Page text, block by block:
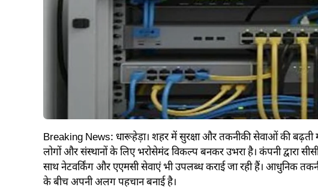
Breaking News: धारूहेड़ा। शहर में सुरक्षा और तकनीकी सेवाओं की बढ़ती
लोगों और संस्थानों के लिए भरोसेमंद विकल्प बनकर उभरा है। कंपनी द्वारा
साथ नेटवर्किंग और एएमसी सेवाएं भी उपलब्ध कराई जा रही हैं। आधुनिक
के बीच अपनी अलग पहचान बनाई है।